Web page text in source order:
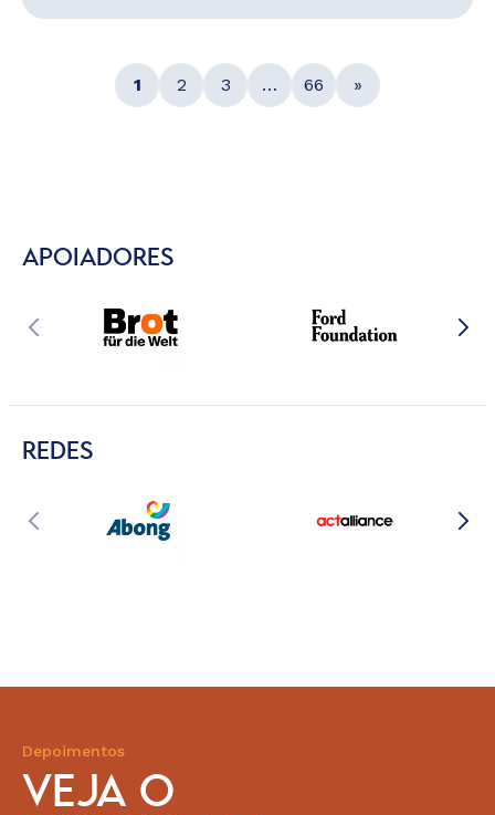
1 2 3 … 66 »
APOIADORES
REDES
Depoimentos
VEJA O